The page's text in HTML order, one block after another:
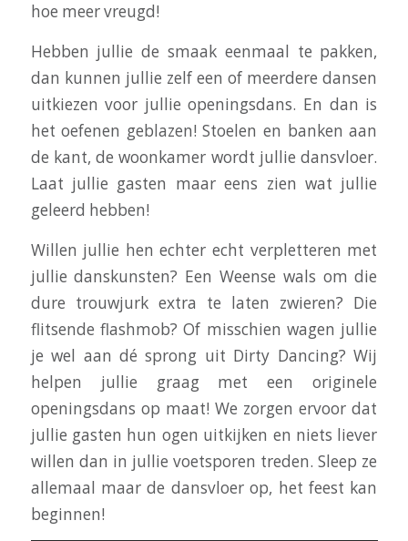
hoe meer vreugd!
Hebben jullie de smaak eenmaal te pakken,
dan kunnen jullie zelf een of meerdere dansen
uitkiezen voor jullie openingsdans. En dan is
het oefenen geblazen! Stoelen en banken aan
de kant, de woonkamer wordt jullie dansvloer.
Laat jullie gasten maar eens zien wat jullie
geleerd hebben!
Willen jullie hen echter echt verpletteren met
jullie danskunsten? Een Weense wals om die
dure trouwjurk extra te laten zwieren? Die
flitsende flashmob? Of misschien wagen jullie
je wel aan dé sprong uit Dirty Dancing? Wij
helpen jullie graag met een originele
openingsdans op maat! We zorgen ervoor dat
jullie gasten hun ogen uitkijken en niets liever
willen dan in jullie voetsporen treden. Sleep ze
allemaal maar de dansvloer op, het feest kan
beginnen!